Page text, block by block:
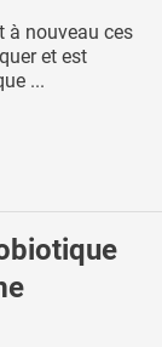
à nouveau ces
et est
...